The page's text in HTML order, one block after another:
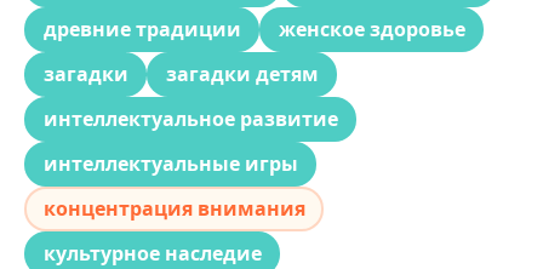
древние традиции
женское здоровье
загадки
загадки детям
интеллектуальное развитие
интеллектуальные игры
концентрация внимания
культурное наследие